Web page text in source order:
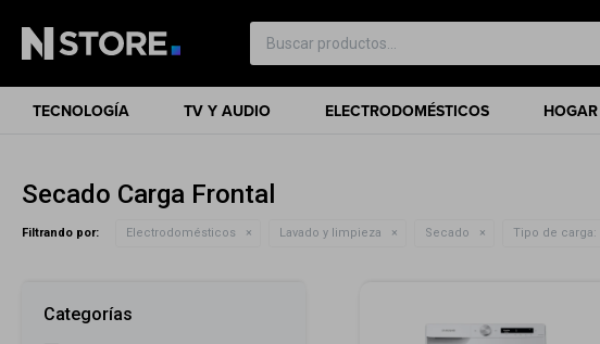
TECNOLOGÍA TV Y AUDIO ELECTRODOMÉSTICOS HOGAR
Secado Carga Frontal
Filtrando por: Electrodomésticos Lavado y limpieza Secado Tipo de carga:
Categorías